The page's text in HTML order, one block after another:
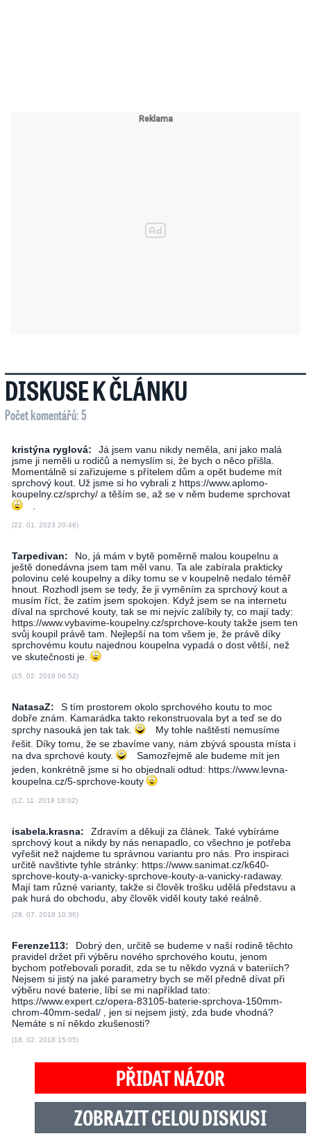
DISKUSE K ČLÁNKU
Počet komentářů: 5
kristýna ryglová:
Já jsem vanu nikdy neměla, ani jako malá
jsme ji neměli u rodičů a nemyslím si, že bych o něco přišla.
Momentálně si zařizujeme s přítelem dům a opět budeme mít
sprchový kout. Už jsme si ho vybrali z https://www.aplomo-
koupelny.cz/sprchy/ a těším se, až se v něm budeme sprchovat
.
(22. 01. 2023 20:46)
Tarpedivan:
No, já mám v bytě poměrně malou koupelnu a
ještě donedávna jsem tam měl vanu. Ta ale zabírala prakticky
polovinu celé koupelny a díky tomu se v koupelně nedalo téměř
hnout. Rozhodl jsem se tedy, že ji vyměním za sprchový kout a
musím říct, že zatím jsem spokojen. Když jsem se na internetu
díval na sprchové kouty, tak se mi nejvíc zalíbily ty, co mají tady:
https://www.vybavime-koupelny.cz/sprchove-kouty takže jsem ten
svůj koupil právě tam. Nejlepší na tom všem je, že právě díky
sprchovému koutu najednou koupelna vypadá o dost větší, než
ve skutečnosti je.
(15. 02. 2019 06:52)
NatasaZ:
S tím prostorem okolo sprchového koutu to moc
dobře znám. Kamarádka takto rekonstruovala byt a teď se do
sprchy nasouká jen tak tak.
My tohle naštěstí nemusíme
řešit. Díky tomu, že se zbavíme vany, nám zbývá spousta místa i
na dva sprchové kouty.
Samozřejmě ale budeme mít jen
jeden, konkrétně jsme si ho objednali odtud: https://www.levna-
koupelna.cz/5-sprchove-kouty
(12. 11. 2018 18:02)
isabela.krasna:
Zdravím a děkuji za článek. Také vybíráme
sprchový kout a nikdy by nás nenapadlo, co všechno je potřeba
vyřešit než najdeme tu správnou variantu pro nás. Pro inspiraci
určitě navštivte tyhle stránky: https://www.sanimat.cz/k640-
sprchove-kouty-a-vanicky-sprchove-kouty-a-vanicky-radaway.
Mají tam různé varianty, takže si člověk trošku udělá představu a
pak hurá do obchodu, aby člověk viděl kouty také reálně.
(28. 07. 2018 10:36)
Ferenze113:
Dobrý den, určitě se budeme v naší rodině těchto
pravidel držet při výběru nového sprchového koutu, jenom
bychom potřebovali poradit, zda se tu někdo vyzná v bateriích?
Nejsem si jistý na jaké parametry bych se měl předně dívat při
výběru nové baterie, líbí se mi například tato:
https://www.expert.cz/opera-83105-baterie-sprchova-150mm-
chrom-40mm-sedal/ , jen si nejsem jistý, zda bude vhodná?
Nemáte s ní někdo zkušenosti?
(18. 02. 2018 15:05)
PŘIDAT NÁZOR
ZOBRAZIT CELOU DISKUSI